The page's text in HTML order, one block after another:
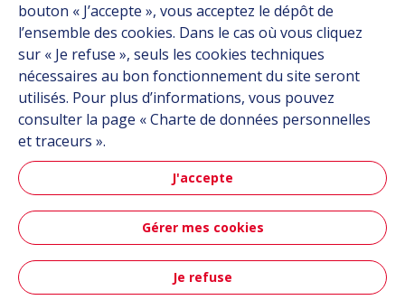
Suivez-nous
Linkedin
Instagram
Plan du site CGU Données personnelles Crédits
bouton « J’accepte », vous acceptez le dépôt de
l’ensemble des cookies. Dans le cas où vous cliquez
sur « Je refuse », seuls les cookies techniques
nécessaires au bon fonctionnement du site seront
utilisés. Pour plus d’informations, vous pouvez
consulter la page « Charte de données personnelles
et traceurs ».
J'accepte
Gérer mes cookies
Je refuse